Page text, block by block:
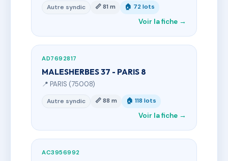
Autre syndic 📏 81 m 🏠 72 lots
Voir la fiche →
AD7692817
MALESHERBES 37 - PARIS 8
📍 PARIS (75008)
Autre syndic 📏 88 m 🏠 118 lots
Voir la fiche →
AC3956992